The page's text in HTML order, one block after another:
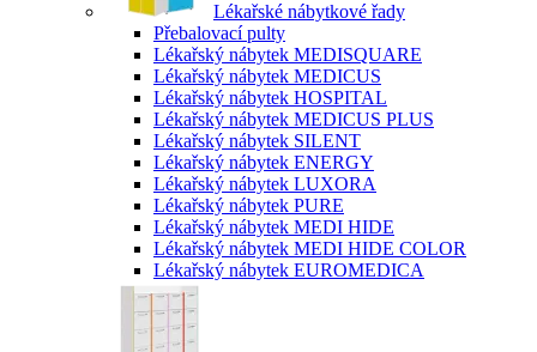
Lékařské nábytkové řady
Přebalovací pulty
Lékařský nábytek MEDISQUARE
Lékařský nábytek MEDICUS
Lékařský nábytek HOSPITAL
Lékařský nábytek MEDICUS PLUS
Lékařský nábytek SILENT
Lékařský nábytek ENERGY
Lékařský nábytek LUXORA
Lékařský nábytek PURE
Lékařský nábytek MEDI HIDE
Lékařský nábytek MEDI HIDE COLOR
Lékařský nábytek EUROMEDICA